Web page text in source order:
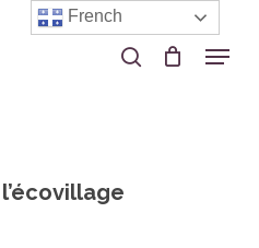
search Menu
Close
French